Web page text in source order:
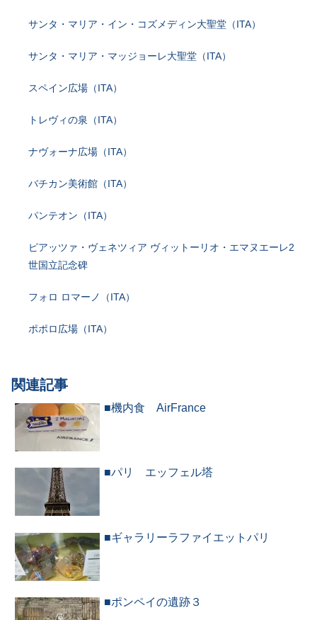
サンタ・マリア・イン・コズメディン大聖堂（ITA）
サンタ・マリア・マッジョーレ大聖堂（ITA）
スペイン広場（ITA）
トレヴィの泉（ITA）
ナヴォーナ広場（ITA）
バチカン美術館（ITA）
パンテオン（ITA）
ピアッツァ・ヴェネツィア ヴィットーリオ・エマヌエーレ2
世国立記念碑
フォロ ロマーノ（ITA）
ポポロ広場（ITA）
関連記事
■機内食 AirFrance
■パリ エッフェル塔
■ギャラリーラファイエットパリ
■ポンペイの遺跡３